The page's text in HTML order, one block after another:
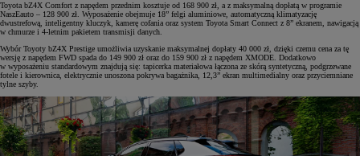
Toyota bZ4X Comfort z napędem przednim kosztuje od 168 900 zł, a z maksymalną dopłatą w programie
NaszEauto – 128 900 zł. Wyposażenie obejmuje 18” felgi aluminiowe, automatyczną klimatyzację
dwustrefową, inteligentny kluczyk, kamerę cofania oraz system Toyota Smart Connect z 8” ekranem, nawigacją
w chmurze i 4-letnim pakietem transmisji danych.
Wybór Toyoty bZ4X Prestige umożliwia uzyskanie maksymalnej dopłaty 40 000 zł, dzięki czemu cena za tę
wersję z napędem FWD spada do 149 900 zł oraz do 159 900 zł z napędem XMODE. Dodatkowo
w wyposażeniu standardowym znajdują się: tapicerka materiałowa łączona ze skórą syntetyczną, podgrzewane
fotele i kierownica, elektrycznie unoszona pokrywa bagażnika, 12,3” ekran multimedialny oraz przyciemniane
tylne szyby.